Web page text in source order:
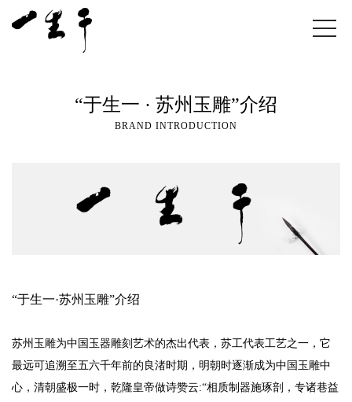
“于生一 · 苏州玉雕”介绍
BRAND INTRODUCTION
“于生一·苏州玉雕”介绍
苏州玉雕为中国玉器雕刻艺术的杰出代表，苏工代表工艺之一，它
最远可追溯至五六千年前的良渚时期，明朝时逐渐成为中国玉雕中
心，清朝盛极一时，乾隆皇帝做诗赞云:“相质制器施琢剖，专诸巷益